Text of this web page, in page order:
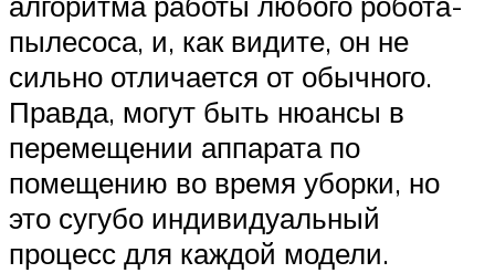
пылесоса, и, как видите, он не
сильно отличается от обычного.
Правда, могут быть нюансы в
перемещении аппарата по
помещению во время уборки, но
это сугубо индивидуальный
процесс для каждой модели.